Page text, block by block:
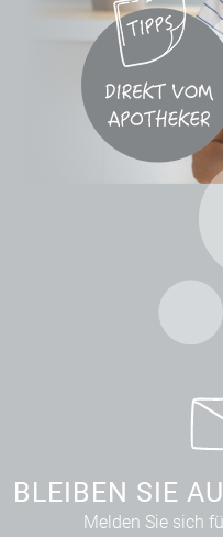
BLEIBEN SIE
Melden Sie sich